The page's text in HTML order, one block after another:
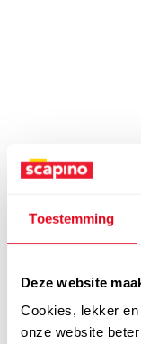
Toestemming
Deze website
Cookies, lekker
onze website